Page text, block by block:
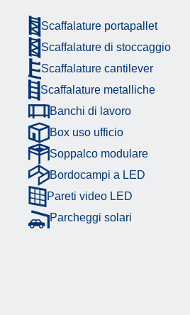
Scaffalature portapallet
Scaffalature di stoccaggio
Scaffalature cantilever
Scaffalature metalliche
Banchi di lavoro
Box uso ufficio
Soppalco modulare
Bordocampi a LED
Pareti video LED
Parcheggi solari